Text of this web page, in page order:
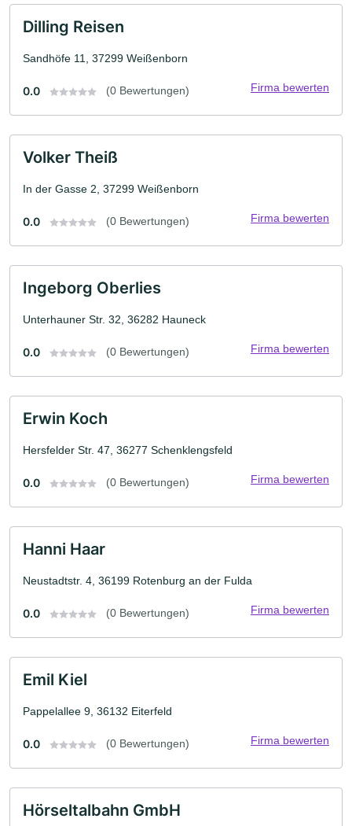
Dilling Reisen
Sandhöfe 11, 37299 Weißenborn
0.0 (0 Bewertungen) Firma bewerten
Volker Theiß
In der Gasse 2, 37299 Weißenborn
0.0 (0 Bewertungen) Firma bewerten
Ingeborg Oberlies
Unterhauner Str. 32, 36282 Hauneck
0.0 (0 Bewertungen) Firma bewerten
Erwin Koch
Hersfelder Str. 47, 36277 Schenklengsfeld
0.0 (0 Bewertungen) Firma bewerten
Hanni Haar
Neustadtstr. 4, 36199 Rotenburg an der Fulda
0.0 (0 Bewertungen) Firma bewerten
Emil Kiel
Pappelallee 9, 36132 Eiterfeld
0.0 (0 Bewertungen) Firma bewerten
Hörseltalbahn GmbH